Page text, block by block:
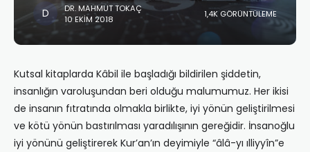
DR. MAHMUT TOKAÇ
10 EKIM 2018
1,4K GÖRÜNTÜLEME
Kutsal kitaplarda Kâbil ile başladığı bildirilen şiddetin,
insanlığın varoluşundan beri olduğu malumumuz. Her ikisi
de insanın fıtratında olmakla birlikte, iyi yönün geliştirilmesi
ve kötü yönün bastırılması yaradılışının gereğidir. İnsanoğlu
iyi yönünü geliştirerek Kur’an’ın deyimiyle “âlâ-yı ılliyyîn”e